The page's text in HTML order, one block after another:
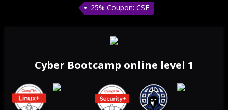
25% Coupon: CSF
Cyber Bootcamp online level 1